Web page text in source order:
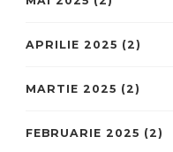
APRILIE 2025 (2)
MARTIE 2025 (2)
FEBRUARIE 2025 (2)